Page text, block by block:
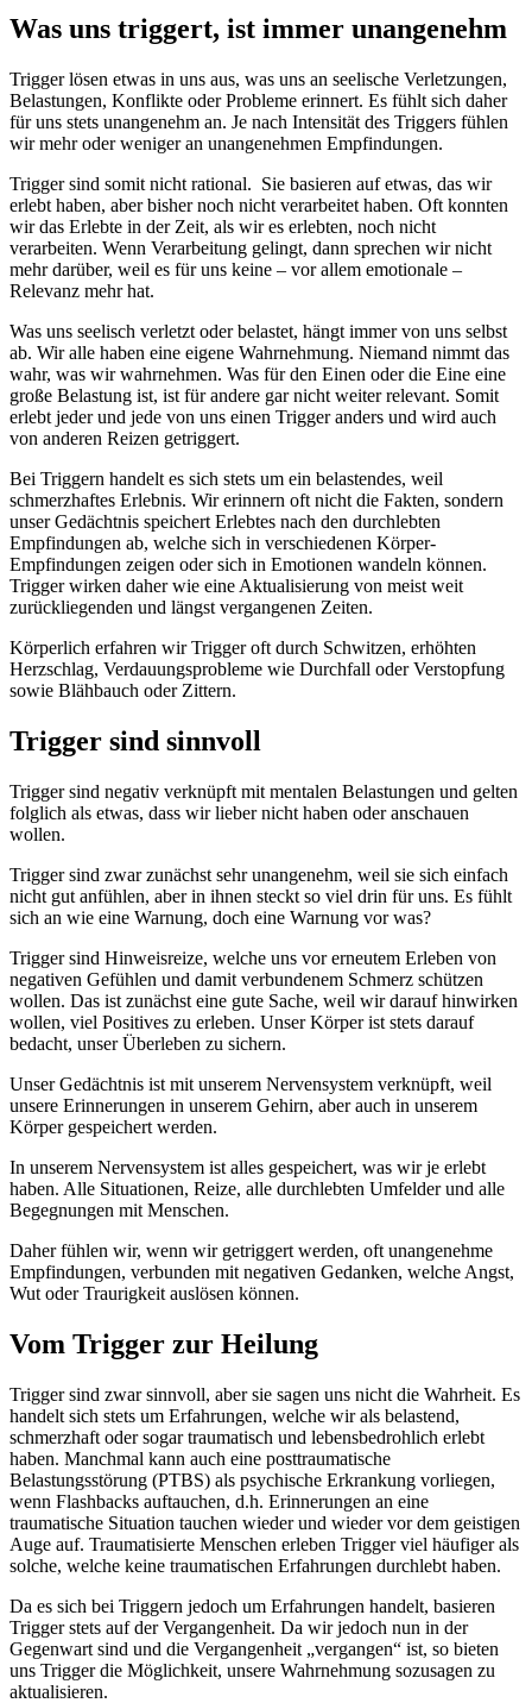
Was uns triggert, ist immer unangenehm
Trigger lösen etwas in uns aus, was uns an seelische Verletzungen,
Belastungen, Konflikte oder Probleme erinnert. Es fühlt sich daher
für uns stets unangenehm an. Je nach Intensität des Triggers fühlen
wir mehr oder weniger an unangenehmen Empfindungen.
Trigger sind somit nicht rational. Sie basieren auf etwas, das wir
erlebt haben, aber bisher noch nicht verarbeitet haben. Oft konnten
wir das Erlebte in der Zeit, als wir es erlebten, noch nicht
verarbeiten. Wenn Verarbeitung gelingt, dann sprechen wir nicht
mehr darüber, weil es für uns keine – vor allem emotionale –
Relevanz mehr hat.
Was uns seelisch verletzt oder belastet, hängt immer von uns selbst
ab. Wir alle haben eine eigene Wahrnehmung. Niemand nimmt das
wahr, was wir wahrnehmen. Was für den Einen oder die Eine eine
große Belastung ist, ist für andere gar nicht weiter relevant. Somit
erlebt jeder und jede von uns einen Trigger anders und wird auch
von anderen Reizen getriggert.
Bei Triggern handelt es sich stets um ein belastendes, weil
schmerzhaftes Erlebnis. Wir erinnern oft nicht die Fakten, sondern
unser Gedächtnis speichert Erlebtes nach den durchlebten
Empfindungen ab, welche sich in verschiedenen Körper-
Empfindungen zeigen oder sich in Emotionen wandeln können.
Trigger wirken daher wie eine Aktualisierung von meist weit
zurückliegenden und längst vergangenen Zeiten.
Körperlich erfahren wir Trigger oft durch Schwitzen, erhöhten
Herzschlag, Verdauungsprobleme wie Durchfall oder Verstopfung
sowie Blähbauch oder Zittern.
Trigger sind sinnvoll
Trigger sind negativ verknüpft mit mentalen Belastungen und gelten
folglich als etwas, dass wir lieber nicht haben oder anschauen
wollen.
Trigger sind zwar zunächst sehr unangenehm, weil sie sich einfach
nicht gut anfühlen, aber in ihnen steckt so viel drin für uns. Es fühlt
sich an wie eine Warnung, doch eine Warnung vor was?
Trigger sind Hinweisreize, welche uns vor erneutem Erleben von
negativen Gefühlen und damit verbundenem Schmerz schützen
wollen. Das ist zunächst eine gute Sache, weil wir darauf hinwirken
wollen, viel Positives zu erleben. Unser Körper ist stets darauf
bedacht, unser Überleben zu sichern.
Unser Gedächtnis ist mit unserem Nervensystem verknüpft, weil
unsere Erinnerungen in unserem Gehirn, aber auch in unserem
Körper gespeichert werden.
In unserem Nervensystem ist alles gespeichert, was wir je erlebt
haben. Alle Situationen, Reize, alle durchlebten Umfelder und alle
Begegnungen mit Menschen.
Daher fühlen wir, wenn wir getriggert werden, oft unangenehme
Empfindungen, verbunden mit negativen Gedanken, welche Angst,
Wut oder Traurigkeit auslösen können.
Vom Trigger zur Heilung
Trigger sind zwar sinnvoll, aber sie sagen uns nicht die Wahrheit. Es
handelt sich stets um Erfahrungen, welche wir als belastend,
schmerzhaft oder sogar traumatisch und lebensbedrohlich erlebt
haben. Manchmal kann auch eine posttraumatische
Belastungsstörung (PTBS) als psychische Erkrankung vorliegen,
wenn Flashbacks auftauchen, d.h. Erinnerungen an eine
traumatische Situation tauchen wieder und wieder vor dem geistigen
Auge auf. Traumatisierte Menschen erleben Trigger viel häufiger als
solche, welche keine traumatischen Erfahrungen durchlebt haben.
Da es sich bei Triggern jedoch um Erfahrungen handelt, basieren
Trigger stets auf der Vergangenheit. Da wir jedoch nun in der
Gegenwart sind und die Vergangenheit „vergangen“ ist, so bieten
uns Trigger die Möglichkeit, unsere Wahrnehmung sozusagen zu
aktualisieren.